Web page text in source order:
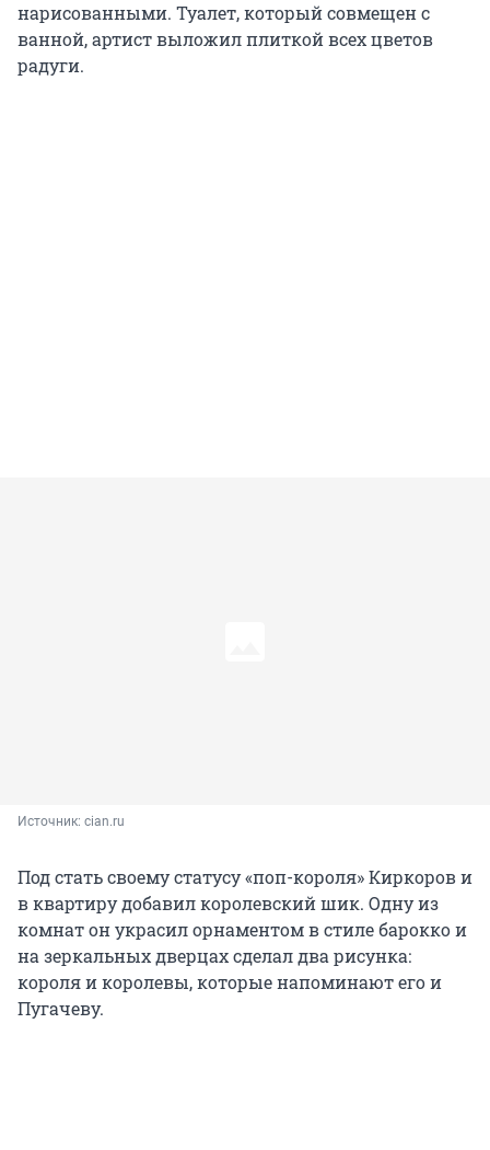
нарисованными. Туалет, который совмещен с
ванной, артист выложил плиткой всех цветов
радуги.
Источник: cian.ru
Под стать своему статусу «поп-короля» Киркоров и
в квартиру добавил королевский шик. Одну из
комнат он украсил орнаментом в стиле барокко и
на зеркальных дверцах сделал два рисунка:
короля и королевы, которые напоминают его и
Пугачеву.